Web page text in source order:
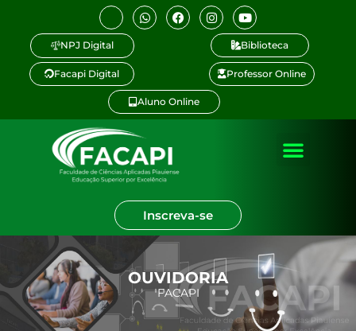
NPJ Digital Biblioteca
Facapi Digital Professor Online
Aluno Online
Inscreva-se
OUVIDORIA
FACAPI